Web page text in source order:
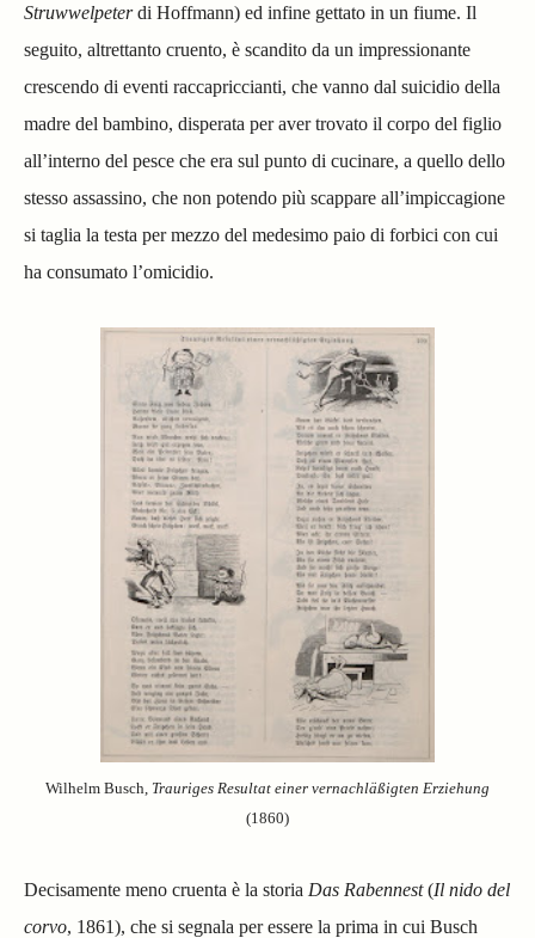
Struwwelpeterdi Hoffmann) ed infine gettato in un fiume. Il
seguito, altrettanto cruento, è scandito da un impressionante
crescendo di eventi raccapriccianti, che vanno dal suicidio della
madre del bambino, disperata per aver trovato il corpo del figlio
all’interno del pesce che era sul punto di cucinare, a quello dello
stesso assassino, che non potendo più scappare all’impiccagione
si taglia la testa per mezzo del medesimo paio di forbici con cui
ha consumato l’omicidio.
Wilhelm Busch, Trauriges Resultat einer vernachläßigten Erziehung
(1860)
Decisamente meno cruenta è la storia Das Rabennest(Il nido del
corvo, 1861), che si segnala per essere la prima in cui Busch